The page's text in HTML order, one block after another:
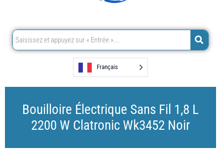
k
a
m
Français
Bouilloire Électrique Sans Fil 1,8 L
2200 W Clatronic Wk3452 Noir